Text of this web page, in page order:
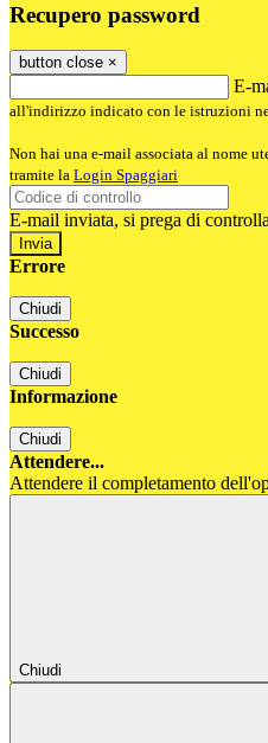
Recupero password
button close ×
E-
all'indirizzo indicato con le istruzioni
Non hai una e-mail associata al nome
tramite la Login Spaggiari
E-mail inviata, si prega di
Errore
Chiudi
Successo
Chiudi
Informazione
Chiudi
Attendere...
Attendere il completamento
Chiudi